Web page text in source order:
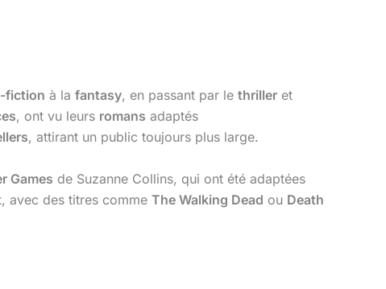
fiction à la fantasy, en passant par le thriller et
, ont vu leurs romans adaptés
, attirant un public toujours plus large.
Games de Suzanne Collins, qui ont été adaptées
avec des titres comme The Walking Dead ou Death